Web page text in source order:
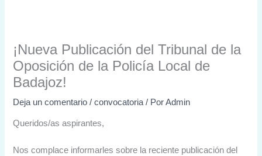
¡Nueva Publicación del Tribunal de la
Oposición de la Policía Local de
Badajoz!
Deja un comentario /convocatoria / PorAdmin
Queridos/as aspirantes,
Nos complace informarles sobre la reciente publicación del